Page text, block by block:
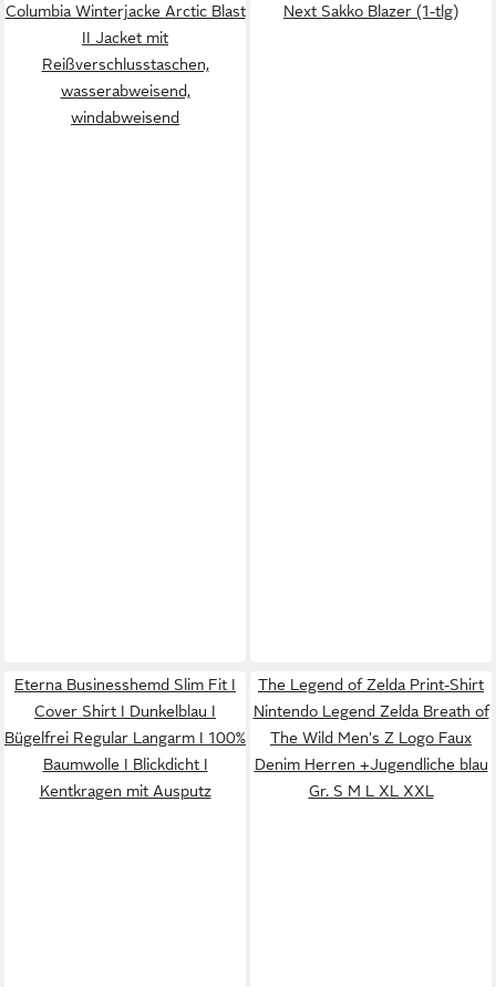
Columbia Winterjacke Arctic Blast
II Jacket mit
Reißverschlusstaschen,
wasserabweisend,
windabweisend
Next Sakko Blazer (1-tlg)
Eterna Businesshemd Slim Fit I
Cover Shirt I Dunkelblau I
Bügelfrei Regular Langarm I 100%
Baumwolle I Blickdicht I
Kentkragen mit Ausputz
The Legend of Zelda Print-Shirt
Nintendo Legend Zelda Breath of
The Wild Men's Z Logo Faux
Denim Herren +Jugendliche blau
Gr. S M L XL XXL